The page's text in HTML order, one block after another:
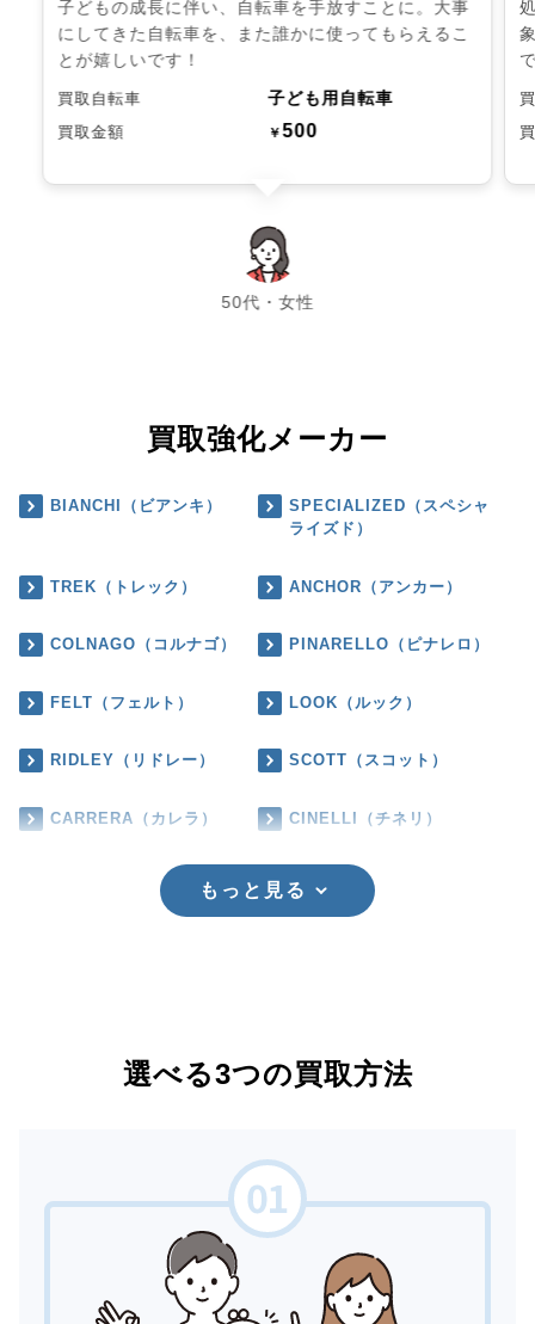
子どもの成長に伴い、自転車を手放すことに。大事
にしてきた自転車を、また誰かに使ってもらえるこ
とが嬉しいです！
買取自転車 子ども用自転車
買取金額 ￥500
50代・女性
chevron_left chevron_right
買取強化メーカー
BIANCHI（ビアンキ）
SPECIALIZED（スペシャ
ライズド）
TREK（トレック） ANCHOR（アンカー）
COLNAGO（コルナゴ） PINARELLO（ピナレロ）
FELT（フェルト） LOOK（ルック）
RIDLEY（リドレー） SCOTT（スコット）
CARRERA（カレラ） CINELLI（チネリ）
もっと見る
選べる3つの買取方法